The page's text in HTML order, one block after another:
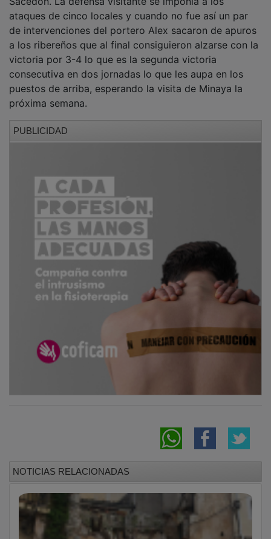
ataques de cinco locales y cuando no fue así un par
de intervenciones del portero Alex sacaron de apuros
a los ribereños que al final consiguieron alzarse con la
victoria por 3-4 lo que es la segunda victoria
consecutiva en dos jornadas lo que les aupa en los
puestos de arriba, esperando la visita de Minaya la
próxima semana.